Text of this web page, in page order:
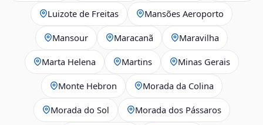
Luizote de Freitas Mansões Aeroporto
Mansour Maracanã Maravilha
Marta Helena Martins Minas Gerais
Monte Hebron Morada da Colina
Morada do Sol Morada dos Pássaros